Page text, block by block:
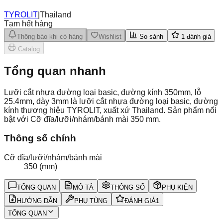
TYROLIT Thailand
Tạm hết hàng
Thông báo khi có hàng Wishlist So sánh 1 đánh giá
Catalog
Tổng quan nhanh
Lưỡi cắt nhựa đường loại basic, đường kính 350mm, lỗ
25.4mm, dày 3mm là lưỡi cắt nhựa đường loại basic, đường
kính thương hiệu TYROLIT, xuất xứ Thailand. Sản phẩm nổi
bật với Cỡ đĩa/lưỡi/nhám/bánh mài 350 mm.
Thông số chính
Cỡ đĩa/lưỡi/nhám/bánh mài
350 (mm)
TỔNG QUAN MÔ TẢ THÔNG SỐ
PHỤ KIỆN
HƯỚNG DẪN
PHỤ TÙNG ĐÁNH GIÁ1
TỔNG QUAN